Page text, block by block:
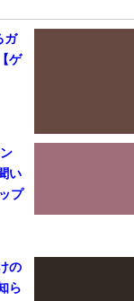
ガ
ゲ
い
プ
の
ら